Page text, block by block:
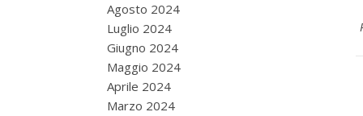
Agosto 2024
Luglio 2024
Giugno 2024
Maggio 2024
Aprile 2024
Marzo 2024